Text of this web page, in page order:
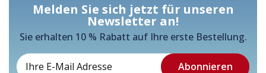
Melden Sie sich jetzt für unseren
Newsletter an!
Sie erhalten 10 % Rabatt auf Ihre erste Bestellung.